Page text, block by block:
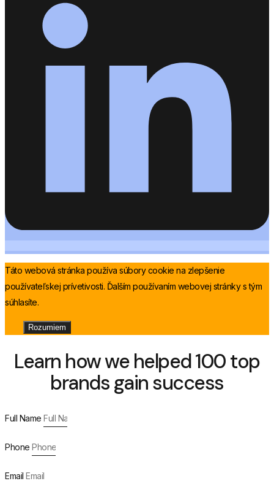
Táto webová stránka používa súbory cookie na zlepšenie
používateľskej prívetivosti. Ďalším používaním webovej stránky s tým
súhlasíte.
Rozumiem
Learn how we helped 100 top
brands gain success
Full Name
Phone
Email